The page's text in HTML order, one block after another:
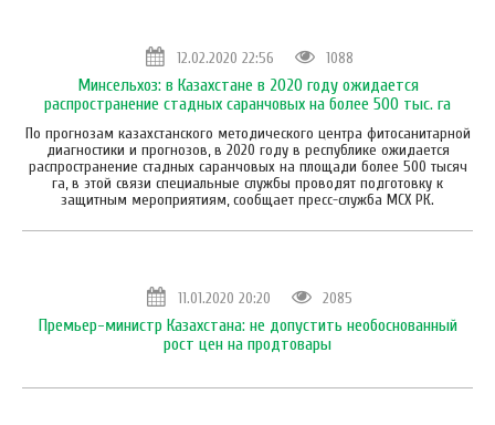
12.02.2020 22:56 1088
Минсельхоз: в Казахстане в 2020 году ожидается
распространение стадных саранчовых на более 500 тыс. га
По прогнозам казахстанского методического центра фитосанитарной
диагностики и прогнозов, в 2020 году в республике ожидается
распространение стадных саранчовых на площади более 500 тысяч
га, в этой связи специальные службы проводят подготовку к
защитным мероприятиям, сообщает пресс-служба МСХ РК.
11.01.2020 20:20 2085
Премьер-министр Казахстана: не допустить необоснованный
рост цен на продтовары